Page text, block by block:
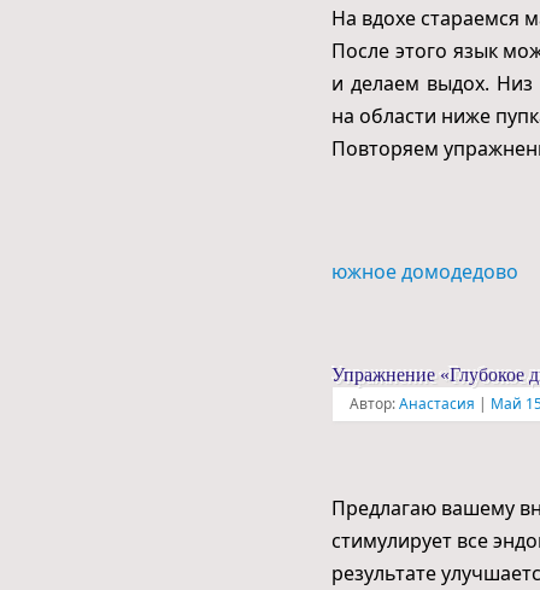
На вдохе стараемся
После этого язык
и делаем выдох.
на области ниже
Повторяем
южное домодедово
Упражнение «Глубокое
Автор:Анастасия | Май
Предлагаю вашему
стимулирует все
результате